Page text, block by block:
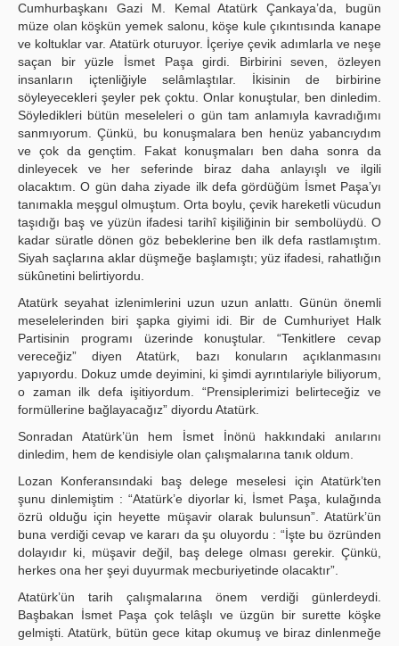
Cumhurbaşkanı Gazi M. Kemal Atatürk Çankaya’da, bugün
müze olan köşkün yemek salonu, köşe kule çıkıntısında kanape
ve koltuklar var. Atatürk oturuyor. İçeriye çevik adımlarla ve neşe
saçan bir yüzle İsmet Paşa girdi. Birbirini seven, özleyen
insanların içtenliğiyle selâmlaştılar. İkisinin de birbirine
söyleyecekleri şeyler pek çoktu. Onlar konuştular, ben dinledim.
Söyledikleri bütün meseleleri o gün tam anlamıyla kavradığımı
sanmıyorum. Çünkü, bu konuşmalara ben henüz yabancıydım
ve çok da gençtim. Fakat konuşmaları ben daha sonra da
dinleyecek ve her seferinde biraz daha anlayışlı ve ilgili
olacaktım. O gün daha ziyade ilk defa gördüğüm İsmet Paşa’yı
tanımakla meşgul olmuştum. Orta boylu, çevik hareketli vücudun
taşıdığı baş ve yüzün ifadesi tarihî kişiliğinin bir sembolüydü. O
kadar süratle dönen göz bebeklerine ben ilk defa rastlamıştım.
Siyah saçlarına aklar düşmeğe başlamıştı; yüz ifadesi, rahatlığın
sükûnetini belirtiyordu.
Atatürk seyahat izlenimlerini uzun uzun anlattı. Günün önemli
meselelerinden biri şapka giyimi idi. Bir de Cumhuriyet Halk
Partisinin programı üzerinde konuştular. “Tenkitlere cevap
vereceğiz” diyen Atatürk, bazı konuların açıklanmasını
yapıyordu. Dokuz umde deyimini, ki şimdi ayrıntılariyle biliyorum,
o zaman ilk defa işitiyordum. “Prensiplerimizi belirteceğiz ve
formüllerine bağlayacağız” diyordu Atatürk.
Sonradan Atatürk’ün hem İsmet İnönü hakkındaki anılarını
dinledim, hem de kendisiyle olan çalışmalarına tanık oldum.
Lozan Konferansındaki baş delege meselesi için Atatürk’ten
şunu dinlemiştim : “Atatürk’e diyorlar ki, İsmet Paşa, kulağında
özrü olduğu için heyette müşavir olarak bulunsun”. Atatürk’ün
buna verdiği cevap ve kararı da şu oluyordu : “İşte bu özründen
dolayıdır ki, müşavir değil, baş delege olması gerekir. Çünkü,
herkes ona her şeyi duyurmak mecburiyetinde olacaktır”.
Atatürk’ün tarih çalışmalarına önem verdiği günlerdeydi.
Başbakan İsmet Paşa çok telâşlı ve üzgün bir surette köşke
gelmişti. Atatürk, bütün gece kitap okumuş ve biraz dinlenmeğe